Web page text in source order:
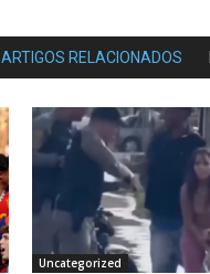
ARTIGOS RELACIONADOS
Uncategorized